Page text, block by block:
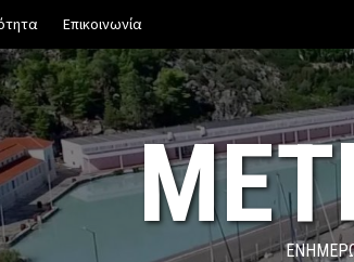
Επικοινωνία